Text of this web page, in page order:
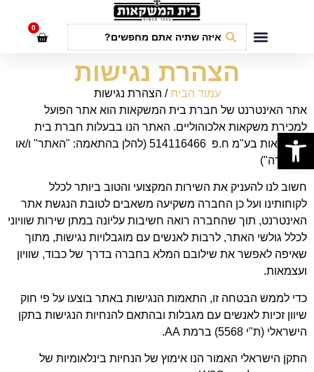
0
הצהרת נגישות
עמוד הבית/ הצהרת נגישות
אתר האינטרנט של חברת בית המשקאות הוא אתר הפועל
למכירת משקאות אלכוהוליים. האתר הנו בבעלות חברת בית
המשקאות בע"מ ח.פ 514116466 (להלן בהתאמה: "האתר" ו/או
"החברה")
חשוב לנו להעניק את השירות המקצועי והטוב ביותר לכלל
לקוחותינו ועל כן החברה משקיעה משאבים לטובת הנגשת אתר
האינטרנט, תוך שהחברה רואה חשיבות עליונה במתן שירות שוויוני
לכלל גולשי האתר, לרבות לאנשים עם מוגבלויות נגישות, מתוך
שאיפה לאפשר את שילובם המלא בחברה בדרך של כבוד, שוויון
ועצמאות.
כדי לממש הבטחה זו, התאמות הנגישות באתר בוצעו על פי חוק
שיוון זכיות לאנשים עם מגבלות ובהתאם להנחיות הנגישות בתקן
הישראלי (ת"י 5568) ברמת AA.
התקן הישראלי האמור הנו אימוץ של הנחיות בינלאומיות של
פתח סרגל נגישות